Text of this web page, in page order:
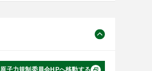
原子力規制委員会HPへ移動する